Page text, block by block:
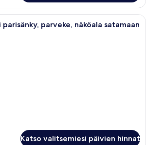
parisänky, parveke, näköala satamaan
Katso valitsemiesi päivien hinnat